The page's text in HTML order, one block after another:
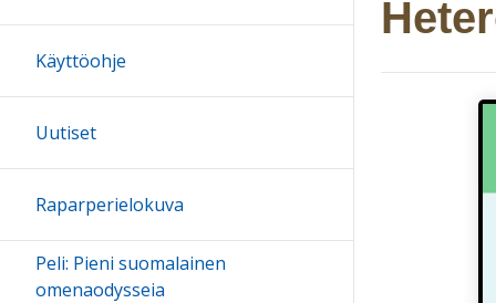
Käyttöohje
Uutiset
Raparperielokuva
Peli: Pieni suomalainen
omenaodysseia